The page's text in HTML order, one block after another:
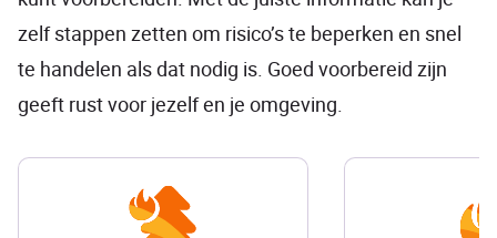
zelf stappen zetten om risico’s te beperken en snel
te handelen als dat nodig is. Goed voorbereid zijn
geeft rust voor jezelf en je omgeving.